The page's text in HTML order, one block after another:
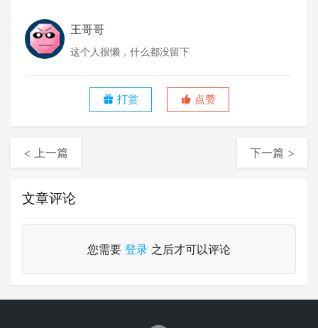
王哥哥
这个人很懒，什么都没留下
打赏 点赞
< 上一篇 下一篇 >
文章评论
您需要 登录 之后才可以评论